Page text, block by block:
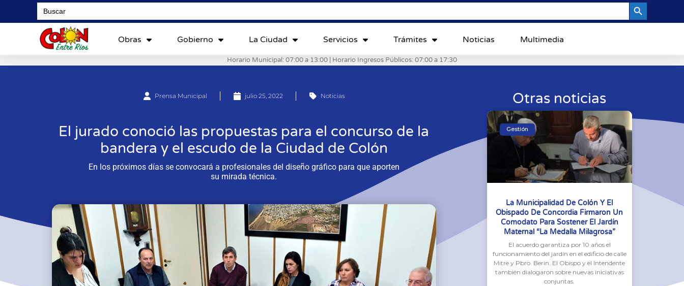
Search
for:
Obras Gobierno La Ciudad Servicios Trámites Noticias Multimedia
Horario Municipal: 07:00 a 13:00 | Horario Ingresos Públicos: 07:00 a 17:30
Prensa Municipal julio 25, 2022 Noticias
El jurado conoció las propuestas para el concurso de la
bandera y el escudo de la Ciudad de Colón
En los próximos días se convocará a profesionales del diseño gráfico para que aporten
su mirada técnica.
Otras noticias
Gestión
La Municipalidad De Colón Y El
Obispado De Concordia Firmaron Un
Comodato Para Sostener El Jardín
Maternal “La Medalla Milagrosa”
El acuerdo garantiza por 10 años el
funcionamiento del jardín en el edificio de calle
Mitre y Pbro. Berin. El Obispo y el Intendente
también dialogaron sobre nuevas iniciativas
conjuntas.